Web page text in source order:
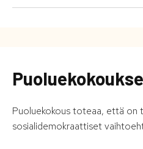
Puoluekokous toteaa, että on
sosialidemokraattiset